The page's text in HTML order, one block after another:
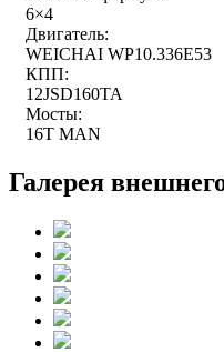
6×4
Двигатель:
WEICHAI WP10.336E53
КПП:
12JSD160TA
Мосты:
16T MAN
Галерея